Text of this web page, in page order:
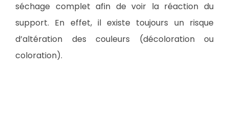
séchage complet afin de voir la réaction du
support. En effet, il existe toujours un risque
d’altération des couleurs (décoloration ou
coloration).